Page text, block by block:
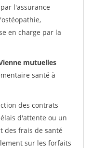
l'assurance
en charge par la
mutuelles
santé à
des contrats
d'attente ou un
des frais de santé
sur les forfaits